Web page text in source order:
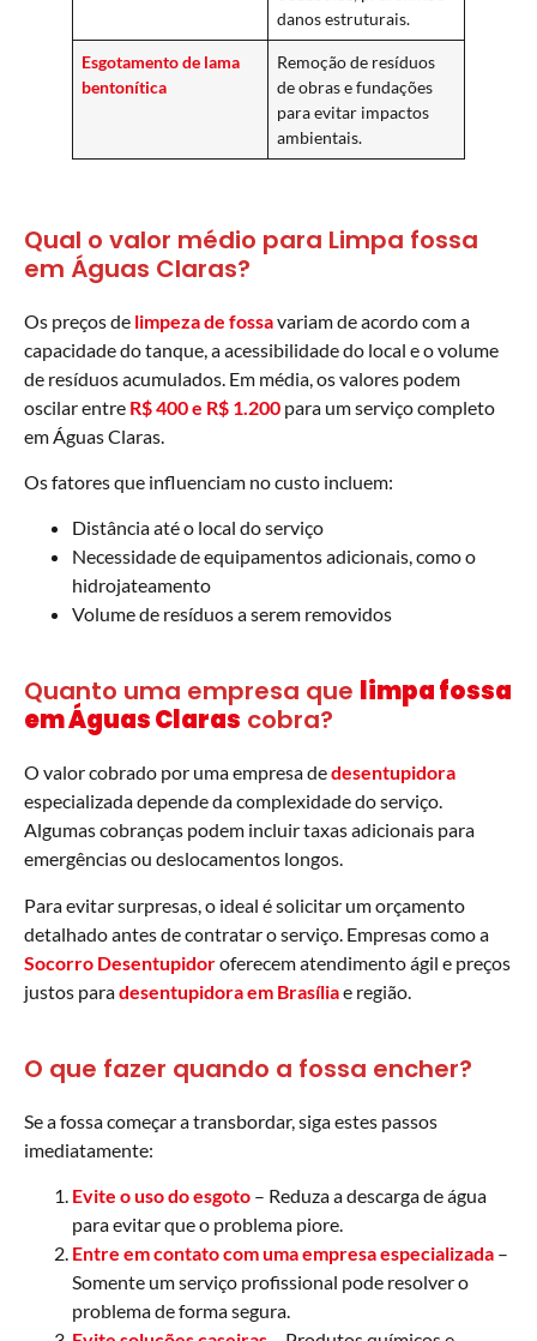
danos estruturais.
Esgotamento de lama
bentonítica
Remoção de resíduos
de obras e fundações
para evitar impactos
ambientais.
Qual o valor médio para Limpa fossa
em Águas Claras?
Os preços de limpeza de fossavariam de acordo com a
capacidade do tanque, a acessibilidade do local e o volume
de resíduos acumulados. Em média, os valores podem
oscilar entre R$ 400 e R$ 1.200 para um serviço completo
em Águas Claras.
Os fatores que influenciam no custo incluem:
Distância até o local do serviço
Necessidade de equipamentos adicionais, como o
hidrojateamento
Volume de resíduos a serem removidos
Quanto uma empresa que limpa fossa
em Águas Claras cobra?
O valor cobrado por uma empresa dedesentupidora
especializada depende da complexidade do serviço.
Algumas cobranças podem incluir taxas adicionais para
emergências ou deslocamentos longos.
Para evitar surpresas, o ideal é solicitar um orçamento
detalhado antes de contratar o serviço. Empresas como a
Socorro Desentupidoroferecem atendimento ágil e preços
justos paradesentupidora em Brasíliae região.
O que fazer quando a fossa encher?
Se a fossa começar a transbordar, siga estes passos
imediatamente:
Evite o uso do esgoto – Reduza a descarga de água
para evitar que o problema piore.
Entre em contato com uma empresa especializada –
Somente um serviço profissional pode resolver o
problema de forma segura.